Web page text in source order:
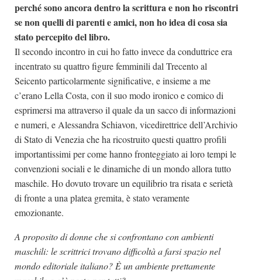
perché sono ancora dentro la scrittura e non ho riscontri
se non quelli di parenti e amici, non ho idea di cosa sia
stato percepito del libro.
Il secondo incontro in cui ho fatto invece da conduttrice era
incentrato su quattro figure femminili dal Trecento al
Seicento particolarmente significative, e insieme a me
c’erano Lella Costa, con il suo modo ironico e comico di
esprimersi ma attraverso il quale da un sacco di informazioni
e numeri, e Alessandra Schiavon, vicedirettrice dell’Archivio
di Stato di Venezia che ha ricostruito questi quattro profili
importantissimi per come hanno fronteggiato ai loro tempi le
convenzioni sociali e le dinamiche di un mondo allora tutto
maschile. Ho dovuto trovare un equilibrio tra risata e serietà
di fronte a una platea gremita, è stato veramente
emozionante.
A proposito di donne che si confrontano con ambienti
maschili: le scrittrici trovano difficoltà a farsi spazio nel
mondo editoriale italiano? È un ambiente prettamente